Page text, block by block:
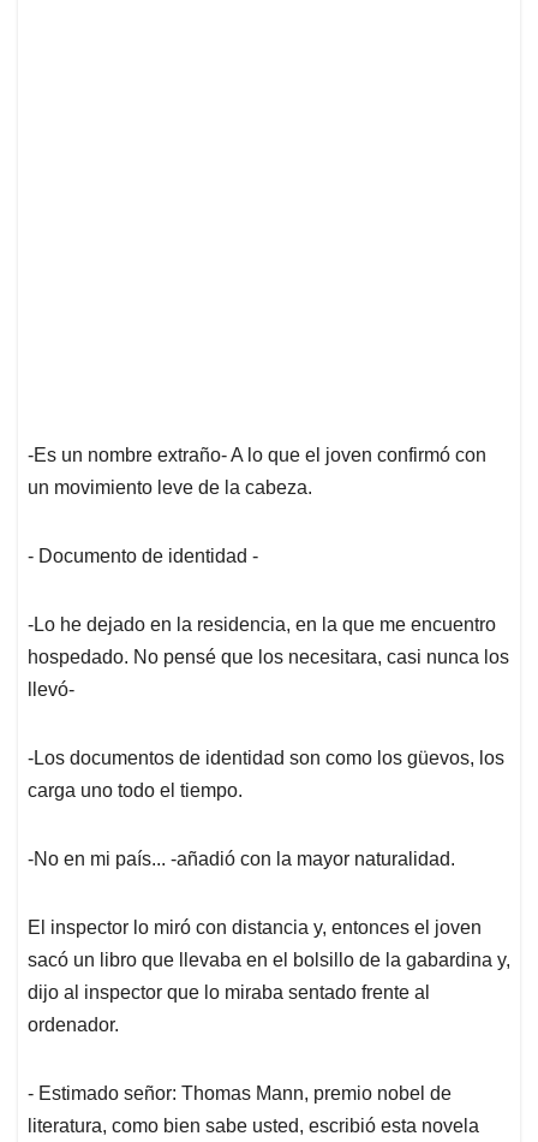
-Es un nombre extraño- A lo que el joven confirmó con
un movimiento leve de la cabeza.
- Documento de identidad -
-Lo he dejado en la residencia, en la que me encuentro
hospedado. No pensé que los necesitara, casi nunca los
llevó-
-Los documentos de identidad son como los güevos, los
carga uno todo el tiempo.
-No en mi país... -añadió con la mayor naturalidad.
El inspector lo miró con distancia y, entonces el joven
sacó un libro que llevaba en el bolsillo de la gabardina y,
dijo al inspector que lo miraba sentado frente al
ordenador.
- Estimado señor: Thomas Mann, premio nobel de
literatura, como bien sabe usted, escribió esta novela